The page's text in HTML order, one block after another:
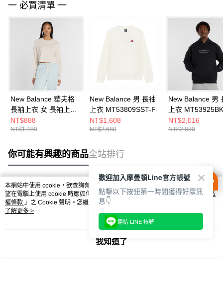
一 必買清單 一
New Balance 華夫格
長袖上衣 女 長袖上衣
WT53529PEF-F
NT$888
NT$1,480
New Balance 男 長袖
上衣 MT53809SST-F
NT$1,608
NT$2,680
New Balance 男
上衣
NT$2,016
NT$2,880
你可能有興趣的商品全站排行
熱門標籤
本網站中使用 cookie，欲查詢有關本網站使用 cookie 方式之詳情，及若您不希
望在電腦上使用 cookie 時應如何變更電腦的 cookie 設定，請參閱本網站「
隱私
權條款 」之 Cookie 聲明。您繼續使用本網站即表示您同意本公司得按本網站使
用條款之 Cookie 聲明使用 cookie。
了解更多 >
我知道了
歡迎加入摩曼頓Line官方帳號
點擊以下按鈕第一時間獲得好康訊
息👇
連結 LINE 帳號